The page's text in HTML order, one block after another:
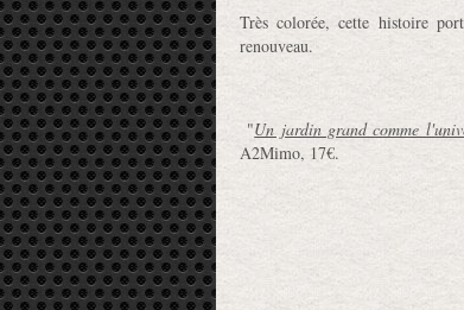
Très colorée, cette histoire
renouveau.
"Un jardin grand comme
A2Mimo, 17€.